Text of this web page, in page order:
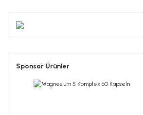
Sponsor Ürünler